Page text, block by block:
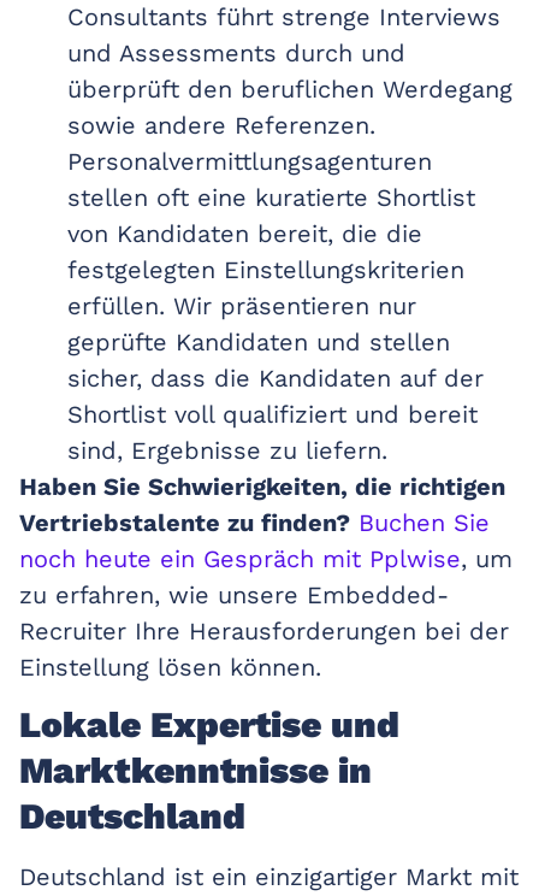
Consultants führt strenge Interviews
und Assessments durch und
überprüft den beruflichen Werdegang
sowie andere Referenzen.
Personalvermittlungsagenturen
stellen oft eine kuratierte Shortlist
von Kandidaten bereit, die die
festgelegten Einstellungskriterien
erfüllen. Wir präsentieren nur
geprüfte Kandidaten und stellen
sicher, dass die Kandidaten auf der
Shortlist voll qualifiziert und bereit
sind, Ergebnisse zu liefern.
Haben Sie Schwierigkeiten, die richtigen
Vertriebstalente zu finden? Buchen Sie
noch heute ein Gespräch mit Pplwise, um
zu erfahren, wie unsere Embedded-
Recruiter Ihre Herausforderungen bei der
Einstellung lösen können.
Lokale Expertise und
Marktkenntnisse in
Deutschland
Deutschland ist ein einzigartiger Markt mit